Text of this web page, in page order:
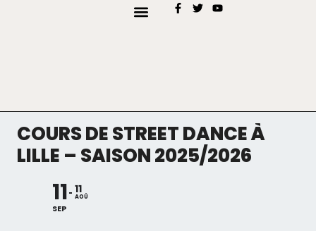
COURS DE STREET DANCE À
LILLE – SAISON 2025/2026
11
SEP
11
AOÛ